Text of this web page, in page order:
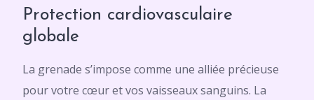
Protection cardiovasculaire
globale
La grenade s’impose comme une alliée précieuse
pour votre cœur et vos vaisseaux sanguins. La